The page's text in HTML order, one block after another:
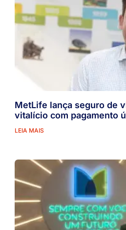
MetLife lança seguro de
vitalício com pagamento
LEIA MAIS